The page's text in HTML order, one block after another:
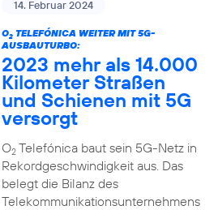
14. Februar 2024
O2TELEFÓNICA WEITER MIT 5G-
AUSBAUTURBO:
2023 mehr als 14.000
Kilometer Straßen
und Schienen mit 5G
versorgt
O2Telefónica baut sein 5G-Netz in
Rekordgeschwindigkeit aus. Das
belegt die Bilanz des
Telekommunikationsunternehmens